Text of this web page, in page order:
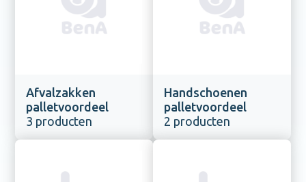
Afvalzakken
palletvoordeel
3 producten
Handschoenen
palletvoordeel
2 producten